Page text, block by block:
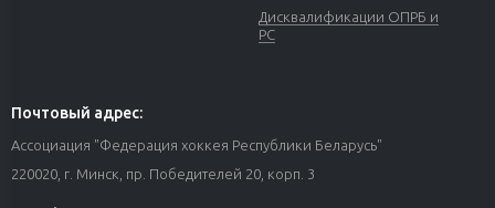
Дисквалификации ОПРБ и
РС
Почтовый адрес:
Ассоциация "Федерация хоккея Республики Беларусь"
220020, г. Минск, пр. Победителей 20, корп. 3